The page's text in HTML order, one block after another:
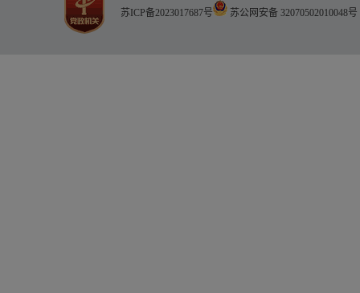
苏ICP备2023017687号 苏公网安备 32070502010048号